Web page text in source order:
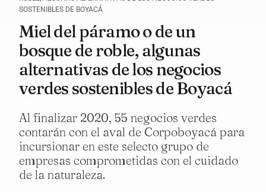
SOSTENIBLES DE BOYACÁ
Miel del páramo o de un
bosque de roble, algunas
alternativas de los negocios
verdes sostenibles de Boyacá
Al finalizar 2020, 55 negocios verdes
contarán con el aval de Corpoboyacá para
incursionar en este selecto grupo de
empresas comprometidas con el cuidado
de la naturaleza.